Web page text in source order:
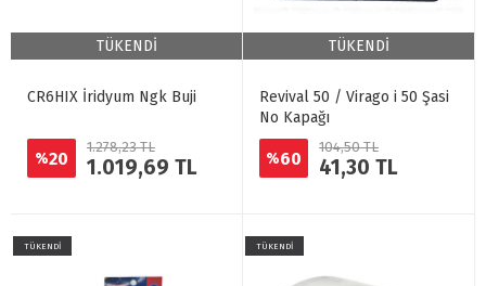
TÜKENDİ
CR6HIX İridyum Ngk Buji
%20
1.278,23 TL
1.019,69 TL
TÜKENDİ
Revival 50 / Virago i 50 Şasi
No Kapağı
%60
104,50 TL
41,30 TL
TÜKENDİ TÜKENDİ